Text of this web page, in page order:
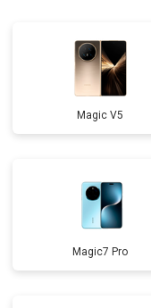
Magic V5
Magic7 Pro